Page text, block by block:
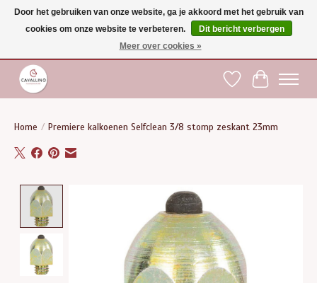
Gratis verzending vanaf €75 binnen BE - vanaf €100 naar EU | Voor 17:00 besteld is
dezelfde dag verzonden | Klantendienst: +32 (0)51 21 27 00 |
Verlanglijst
Home / Premiere kalkoenen Selfclean 3/8 stomp zeskant 23mm
Product image slideshow Items
Door het gebruiken van onze website, ga je akkoord met het gebruik van
cookies om onze website te verbeteren.
Dit bericht verbergen
Meer over cookies »